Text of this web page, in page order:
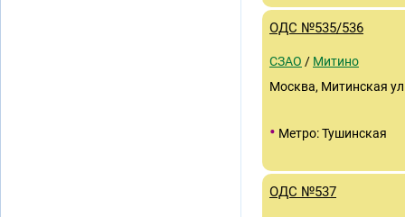
ОДС №535/536
СЗАО / Митино
Москва, Митинская
• Метро: Тушинская
ОДС №537